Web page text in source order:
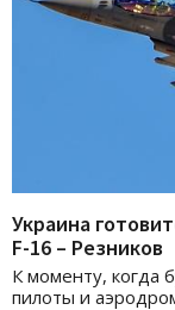
Украина
F-16 – Резников
К моменту, когда
пилоты и